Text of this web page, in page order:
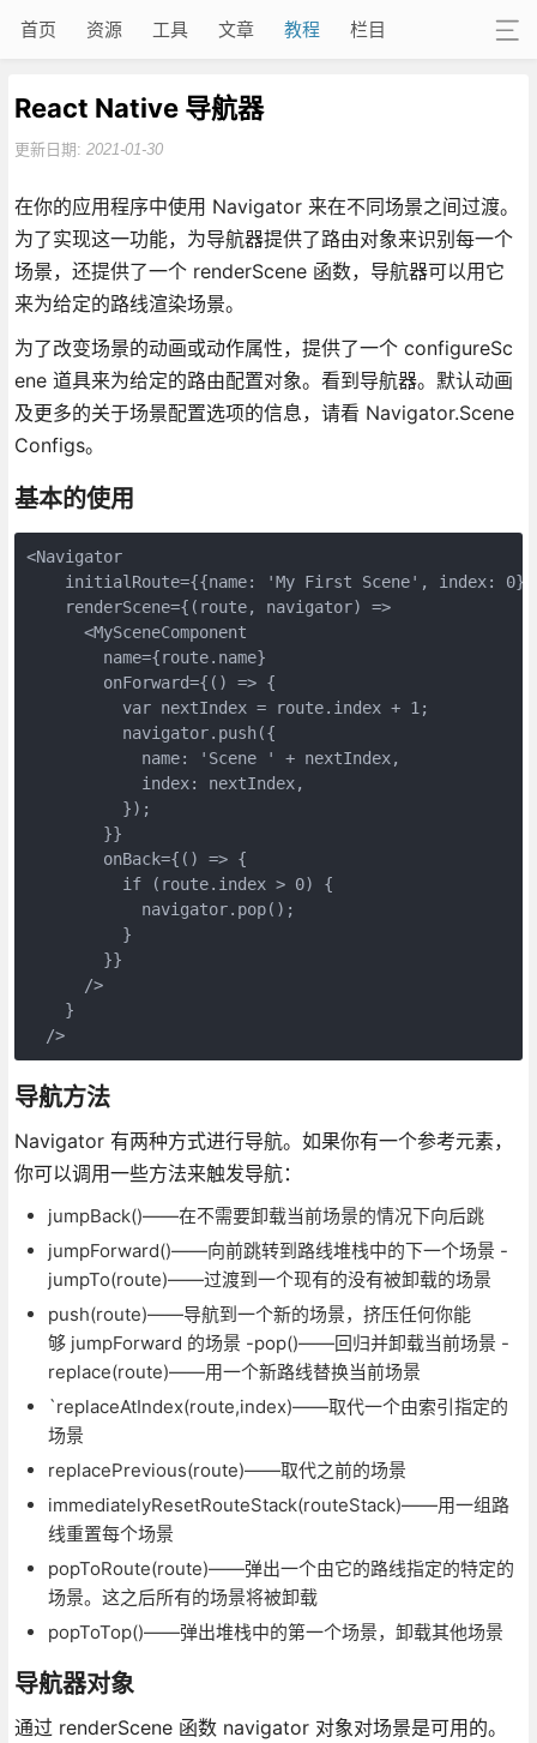
首页 资源 工具 文章 教程 栏目
React Native 导航器
更新日期: 2021-01-30
在你的应用程序中使用 Navigator 来在不同场景之间过渡。
为了实现这一功能，为导航器提供了路由对象来识别每一个
场景，还提供了一个 renderScene 函数，导航器可以用它
来为给定的路线渲染场景。
为了改变场景的动画或动作属性，提供了一个 configureSc
ene 道具来为给定的路由配置对象。看到导航器。默认动画
及更多的关于场景配置选项的信息，请看 Navigator.Scene
Configs。
基本的使用
<Navigator
    initialRoute={{name: 'My First Scene', index: 0}}
    renderScene={(route, navigator) =>
      <MySceneComponent
        name={route.name}
        onForward={() => {
          var nextIndex = route.index + 1;
          navigator.push({
            name: 'Scene ' + nextIndex,
            index: nextIndex,
          });
        }}
        onBack={() => {
          if (route.index > 0) {
            navigator.pop();
          }
        }}
      />
    }
  />
导航方法
Navigator 有两种方式进行导航。如果你有一个参考元素，
你可以调用一些方法来触发导航：
jumpBack()——在不需要卸载当前场景的情况下向后跳
jumpForward()——向前跳转到路线堆栈中的下一个场景 -
jumpTo(route)——过渡到一个现有的没有被卸载的场景
push(route)——导航到一个新的场景，挤压任何你能
够 jumpForward 的场景 -pop()——回归并卸载当前场景 -
replace(route)——用一个新路线替换当前场景
`replaceAtIndex(route,index)——取代一个由索引指定的
场景
replacePrevious(route)——取代之前的场景
immediatelyResetRouteStack(routeStack)——用一组路
线重置每个场景
popToRoute(route)——弹出一个由它的路线指定的特定的
场景。这之后所有的场景将被卸载
popToTop()——弹出堆栈中的第一个场景，卸载其他场景
导航器对象
通过 renderScene 函数 navigator 对象对场景是可用的。